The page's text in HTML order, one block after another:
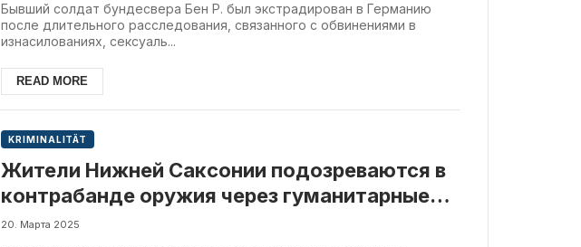
Бывший солдат бундесвера Бен Р. был экстрадирован в Германию
после длительного расследования, связанного с обвинениями в
изнасилованиях, сексуаль...
READ MORE
KRIMINALITÄT
Жители Нижней Саксонии подозреваются в
контрабанде оружия через гуманитарные
грузы
20. Марта 2025